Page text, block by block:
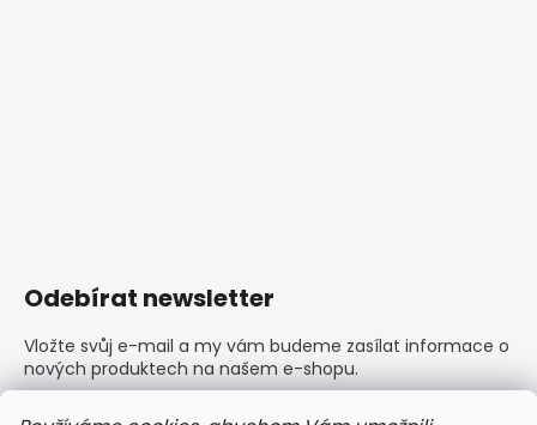
Odebírat newsletter
Vložte svůj e-mail a my vám budeme zasílat informace o
nových produktech na našem e-shopu.